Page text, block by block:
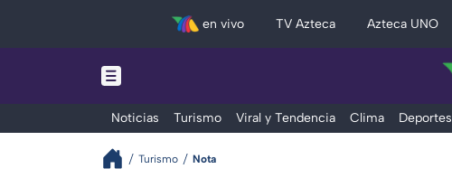
en vivo TV Azteca Azteca UNO
Noticias Turismo Viral y Tendencia Clima Deportes
Turismo Nota